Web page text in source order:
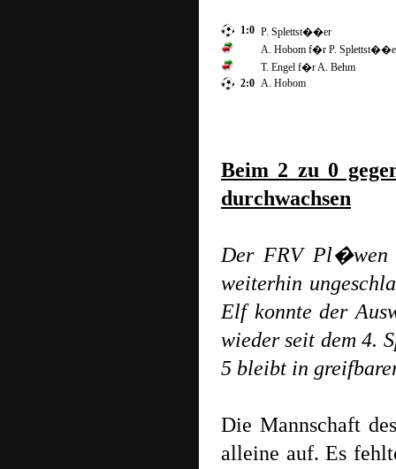
1:0 P. Splettst��er
A. Hobom f�r P.
T. Engel f�r A. Behm
2:0 A. Hobom
Beim 2 zu 0
durchwachsen
Der FRV Pl�wen
weiterhin
Elf konnte der
wieder seit dem 4.
5 bleibt in
Die Mannschaft
alleine auf. Es